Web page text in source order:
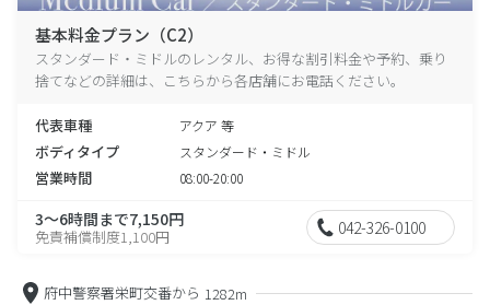
基本料金プラン（C2）
スタンダード・ミドルのレンタル、お得な割引料金や予約、乗り
捨てなどの詳細は、こちらから各店舗にお電話ください。
代表車種 アクア 等
ボディタイプ スタンダード・ミドル
営業時間 08:00-20:00
3～6時間まで7,150円
免責補償制度1,100円 042-326-0100
府中警察署栄町交番から 1282m